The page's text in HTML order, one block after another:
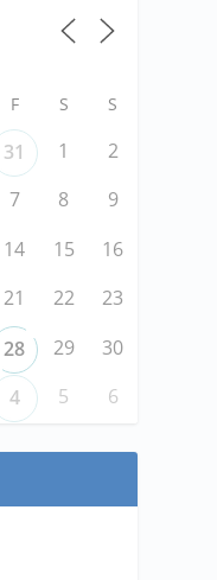
F S S
31 1
2
7 8
9
14 15
16
21 22
23
28 29
30
4 5 6